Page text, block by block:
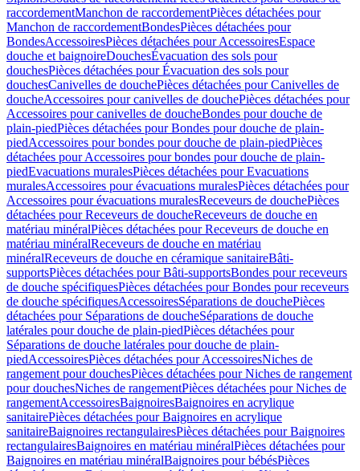
raccordementManchon de raccordementPièces détachées pour
Manchon de raccordementBondesPièces détachées pour
BondesAccessoiresPièces détachées pour AccessoiresEspace
douche et baignoireDouchesÉvacuation des sols pour
douchesPièces détachées pour Évacuation des sols pour
douchesCanivelles de douchePièces détachées pour Canivelles de
doucheAccessoires pour canivelles de douchePièces détachées pour
Accessoires pour canivelles de doucheBondes pour douche de
plain-piedPièces détachées pour Bondes pour douche de plain-
piedAccessoires pour bondes pour douche de plain-piedPièces
détachées pour Accessoires pour bondes pour douche de plain-
piedEvacuations muralesPièces détachées pour Evacuations
muralesAccessoires pour évacuations muralesPièces détachées pour
Accessoires pour évacuations muralesReceveurs de douchePièces
détachées pour Receveurs de doucheReceveurs de douche en
matériau minéralPièces détachées pour Receveurs de douche en
matériau minéralReceveurs de douche en matériau
minéralReceveurs de douche en céramique sanitaireBâti-
supportsPièces détachées pour Bâti-supportsBondes pour receveurs
de douche spécifiquesPièces détachées pour Bondes pour receveurs
de douche spécifiquesAccessoiresSéparations de douchePièces
détachées pour Séparations de doucheSéparations de douche
latérales pour douche de plain-piedPièces détachées pour
Séparations de douche latérales pour douche de plain-
piedAccessoiresPièces détachées pour AccessoiresNiches de
rangement pour douchesPièces détachées pour Niches de rangement
pour douchesNiches de rangementPièces détachées pour Niches de
rangementAccessoiresBaignoiresBaignoires en acrylique
sanitairePièces détachées pour Baignoires en acrylique
sanitaireBaignoires rectangulairesPièces détachées pour Baignoires
rectangulairesBaignoires en matériau minéralPièces détachées pour
Baignoires en matériau minéralBaignoires pour bébésPièces